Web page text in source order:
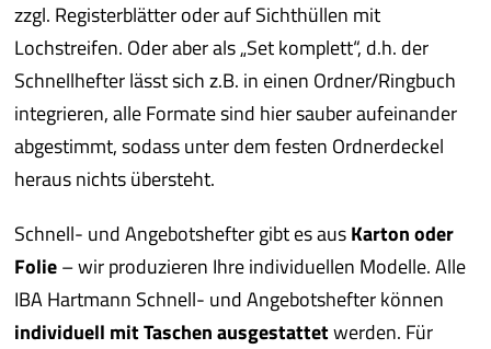
zzgl. Registerblätter oder auf Sichthüllen mit
Lochstreifen. Oder aber als „Set komplett“, d.h. der
Schnellhefter lässt sich z.B. in einen Ordner/Ringbuch
integrieren, alle Formate sind hier sauber aufeinander
abgestimmt, sodass unter dem festen Ordnerdeckel
heraus nichts übersteht.
Schnell- und Angebotshefter gibt es ausKarton oder
Folie– wir produzieren Ihre individuellen Modelle. Alle
IBA Hartmann Schnell- und Angebotshefter können
individuell mit Taschen ausgestattetwerden. Für